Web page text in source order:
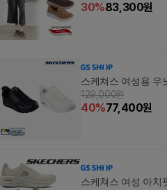
30%83,300원
스케쳐스 여성용 우
129,000원
40%77,400원
스케쳐스 여성 아치